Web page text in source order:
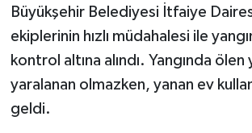
Büyükşehir Belediyesi İtfaiye
ekiplerinin hızlı müdahalesi ile
kontrol altına alındı. Yangında ölen
yaralanan olmazken, yanan ev
geldi.
İş Dünyası
Jandarma